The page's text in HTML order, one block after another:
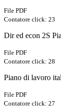
File PDF
Contatore click: 23
Dir ed econ 2S
File PDF
Contatore click: 28
Piano di lavoro
File PDF
Contatore click: 27